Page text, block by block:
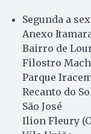
Segunda a
Anexo
Bairro de
Filostro
Parque
Recanto do
São José
Ilion Fleury